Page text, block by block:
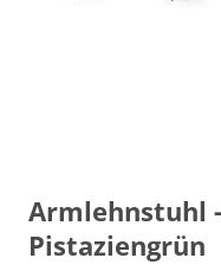
Armlehnstuhl
Pistaziengrün